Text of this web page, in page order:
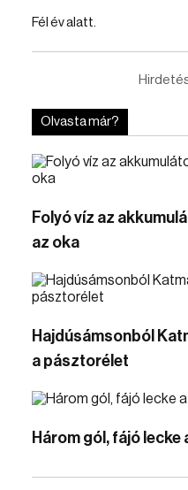
Fél év alatt.
Olvasta már?
Folyó víz az
az oka
Hajdúsámsonból
a pásztorélet
Három gól, fájó lecke